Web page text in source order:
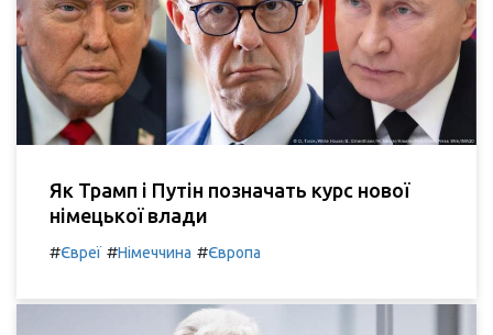
Як Трамп і Путін позначать курс нової
німецької влади
#Євреї #Німеччина #Європа